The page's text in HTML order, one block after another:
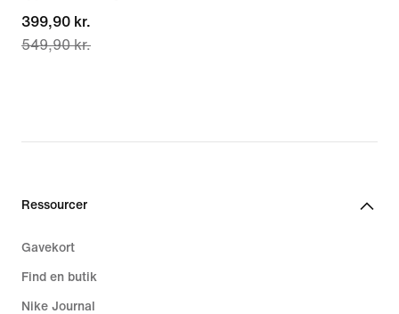
current
price
549,90 kr.
399,90 kr.
549,90 kr.
Ressourcer
Gavekort
Find en butik
Nike Journal